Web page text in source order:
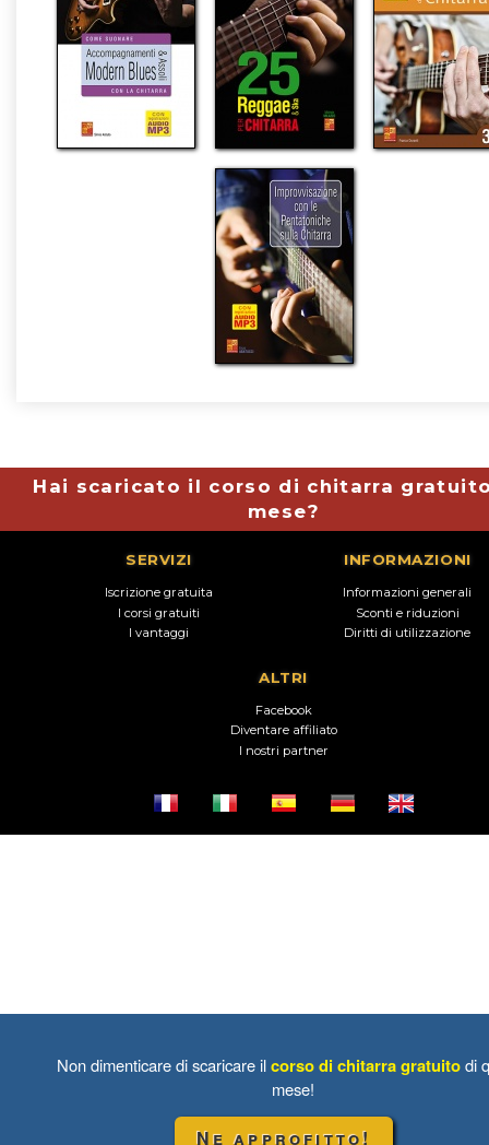
Hai scaricato il corso di chitarra
mese?
SERVIZI
Iscrizione gratuita
I corsi gratuiti
I vantaggi
INFORMAZIONI
Informazioni generali
Sconti e riduzioni
Diritti di utilizzazione
ALTRI
Facebook
Diventare affiliato
I nostri partner
Non dimenticare di scaricare ilcorso di chitarra gratuitodi
mese!
Ne approfitto!